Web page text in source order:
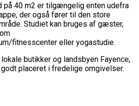
på 40 m2 er tilgængelig enten udefra
der også fører til den store
Studiet kan bruges af gæster,
fitnesscenter eller yogastudie.
butikker og landsbyen Fayence,
placeret i fredelige omgivelser.